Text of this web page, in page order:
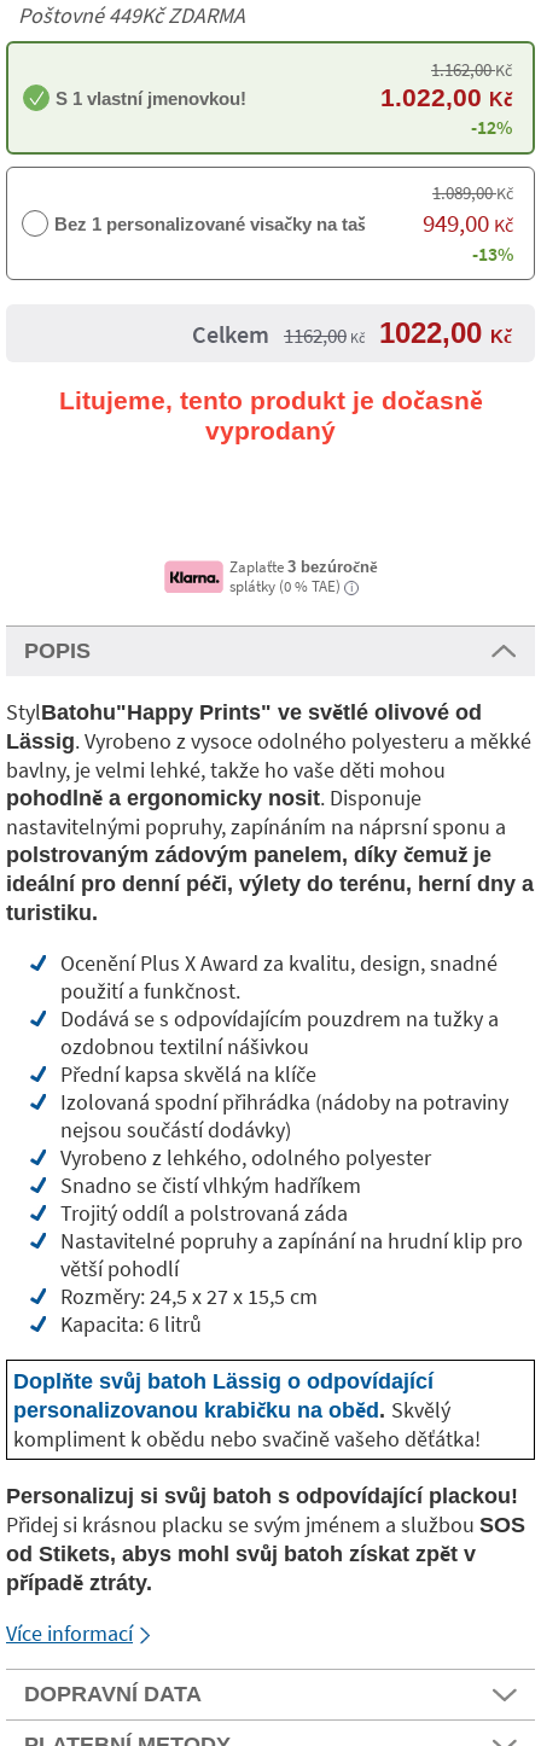
Poštovné 449Kč ZDARMA
S 1 vlastní jmenovkou!
1.162,00Kč
1.022,00 Kč
-12%
Bez 1 personalizované visačky na tašku
1.089,00Kč
949,00 Kč
-13%
Celkem 1162,00 Kč 1022,00 Kč
Litujeme, tento produkt je dočasně
vyprodaný
Zaplaťte 3 bezúročně
splátky (0 % TAE) i
POPIS
StylBatohu"Happy Prints" ve světlé olivové od
Lässig. Vyrobeno z vysoce odolného polyesteru a měkké
bavlny, je velmi lehké, takže ho vaše děti mohou
pohodlně a ergonomicky nosit. Disponuje
nastavitelnými popruhy, zapínáním na náprsní sponu a
polstrovaným zádovým panelem, díky čemuž je
ideální pro denní péči, výlety do terénu, herní dny a
turistiku.
Ocenění Plus X Award za kvalitu, design, snadné
použití a funkčnost.
Dodává se s odpovídajícím pouzdrem na tužky a
ozdobnou textilní nášivkou
Přední kapsa skvělá na klíče
Izolovaná spodní přihrádka (nádoby na potraviny
nejsou součástí dodávky)
Vyrobeno z lehkého, odolného polyester
Snadno se čistí vlhkým hadříkem
Trojitý oddíl a polstrovaná záda
Nastavitelné popruhy a zapínání na hrudní klip pro
větší pohodlí
Rozměry: 24,5 x 27 x 15,5 cm
Kapacita: 6 litrů
Doplňte svůj batoh Lässig o odpovídající
personalizovanou krabičku na oběd . Skvělý
kompliment k obědu nebo svačině vašeho děťátka!
Personalizuj si svůj batoh s odpovídající plackou!
Přidej si krásnou placku se svým jménem a službou SOS
od Stikets, abys mohl svůj batoh získat zpět v
případě ztráty.
Více informací
DOPRAVNÍ DATA